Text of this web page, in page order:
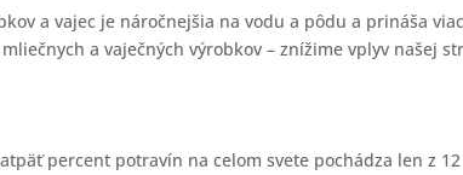
a vajec je náročnejšia na vodu a pôdu a prináša viac
a vaječných výrobkov – znížime vplyv našej
percent potravín na celom svete pochádza len z